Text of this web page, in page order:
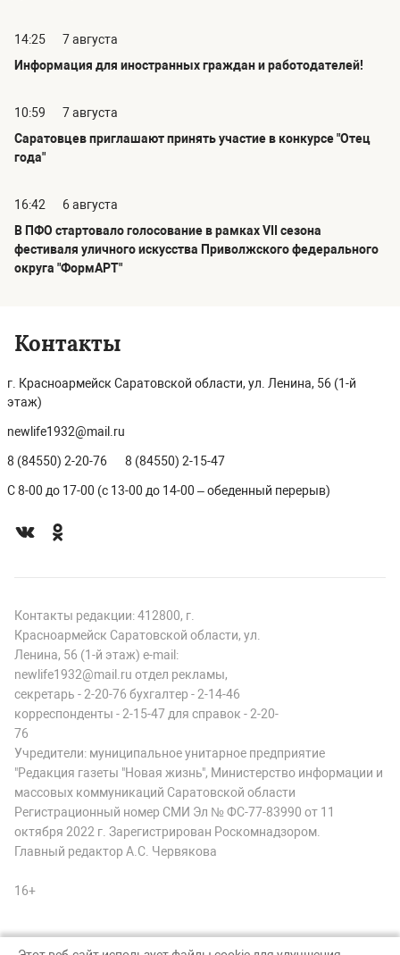
14:25
7 августа
Информация для иностранных граждан и работодателей!
10:59
7 августа
Саратовцев приглашают принять участие в конкурсе "Отец
года"
16:42
6 августа
В ПФО стартовало голосование в рамках VII сезона
фестиваля уличного искусства Приволжского федерального
округа "ФормАРТ"
Контакты
г. Красноармейск Саратовской области, ул. Ленина, 56 (1-й
этаж)
newlife1932@mail.ru
8 (84550) 2-20-76 8 (84550) 2-15-47
С 8-00 до 17-00 (с 13-00 до 14-00 – обеденный перерыв)
Контакты редакции: 412800, г.
Красноармейск Саратовской области, ул.
Ленина, 56 (1-й этаж) e-mail:
newlife1932@mail.ru отдел рекламы,
секретарь - 2-20-76 бухгалтер - 2-14-46
корреспонденты - 2-15-47 для справок - 2-20-
76
Учредители: муниципальное унитарное предприятие
"Редакция газеты "Новая жизнь", Министерство информации и
массовых коммуникаций Саратовской области
Регистрационный номер СМИ Эл № ФС-77-83990 от 11
октября 2022 г. Зарегистрирован Роскомнадзором.
Главный редактор А.С. Червякова
16+